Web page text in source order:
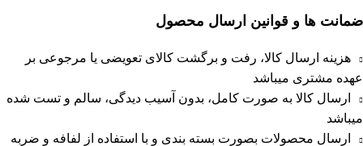
ضمانت ها و قوانین ارسال محصول
هزینه ارسال کالا، رفت و برگشت کالای تعویضی یا مرجوعی بر
عهده مشتری میباشد
ارسال کالا به صورت کامل، بدون آسیب دیدگی، سالم و تست شده
میباشد
ارسال محصولات بصورت بسته بندی و با استفاده از لفافه و ضربه